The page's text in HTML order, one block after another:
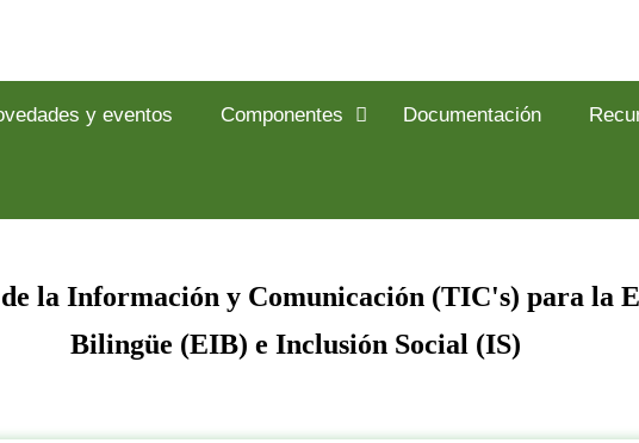
y eventos Componentes Documentación
de la Información y Comunicación (TIC's) para la
Bilingüe (EIB) e Inclusión Social (IS)